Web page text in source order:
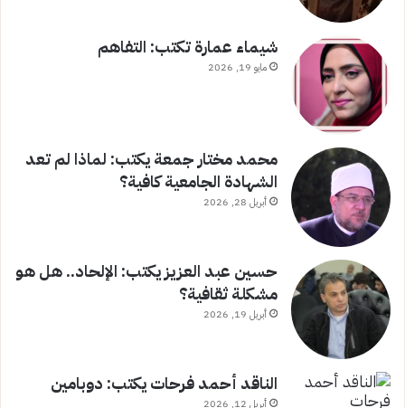
شيماء عمارة تكتب: التفاهم
مايو 19, 2026
محمد مختار جمعة يكتب: لماذا لم تعد
الشهادة الجامعية كافية؟
أبريل 28, 2026
حسين عبد العزيز يكتب: الإلحاد.. هل هو
مشكلة ثقافية؟
أبريل 19, 2026
الناقد أحمد فرحات يكتب: دوبامين
أبريل 12, 2026